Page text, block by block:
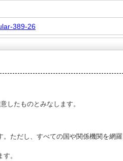
389-26
したものとみなします。
ただし、すべての国や関係機関を網羅
。